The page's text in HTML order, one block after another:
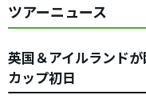
ツアーニュース
英国＆アイルランド
カップ初日